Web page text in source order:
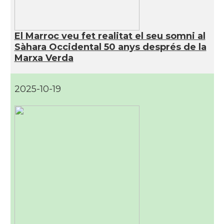
El Marroc veu fet realitat el seu somni al
Sàhara Occidental 50 anys després de la
Marxa Verda
2025-10-19